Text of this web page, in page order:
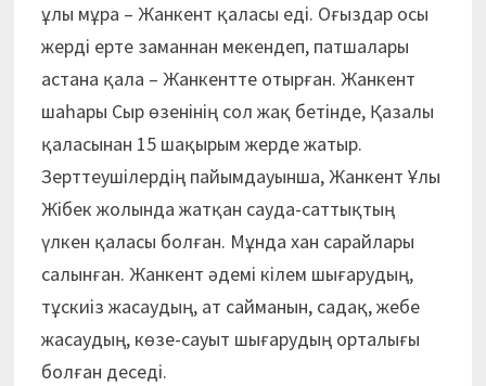
ұлы мұра – Жанкент қаласы еді. Оғыздар осы
жерді ерте заманнан мекендеп, патшалары
астана қала – Жанкентте отырған. Жанкент
шаһары Сыр өзенінің сол жақ бетінде, Қазалы
қаласынан 15 шақырым жерде жатыр.
Зерттеушілердің пайымдауынша, Жанкент Ұлы
Жібек жолында жатқан сауда-саттықтың
үлкен қаласы болған. Мұнда хан сарайлары
салынған. Жанкент әдемі кілем шығарудың,
тұскиіз жасаудың, ат сайманын, садақ, жебе
жасаудың, көзе-сауыт шығарудың орталығы
болған деседі.